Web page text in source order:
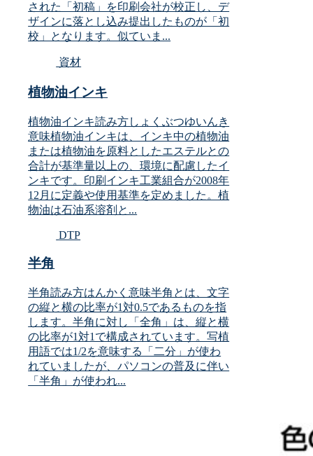
された「初稿」を印刷会社が校正し、デ
ザインに落とし込み提出したものが「初
校」となります。似ていま...
資材
植物油インキ
植物油インキ読み方しょくぶつゆいんき
意味植物油インキは、インキ中の植物油
または植物油を原料としたエステルとの
合計が基準量以上の、環境に配慮したイ
ンキです。印刷インキ工業組合が2008年
12月に定義や使用基準を定めました。植
物油は石油系溶剤と...
DTP
半角
半角読み方はんかく意味半角とは、文字
の縦と横の比率が1対0.5であるものを指
します。半角に対し「全角」は、縦と横
の比率が1対1で構成されています。写植
用語では1/2を意味する「二分」が使わ
れていましたが、パソコンの普及に伴い
「半角」が使われ...